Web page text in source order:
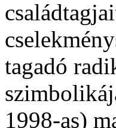
tagadó
1998-as)